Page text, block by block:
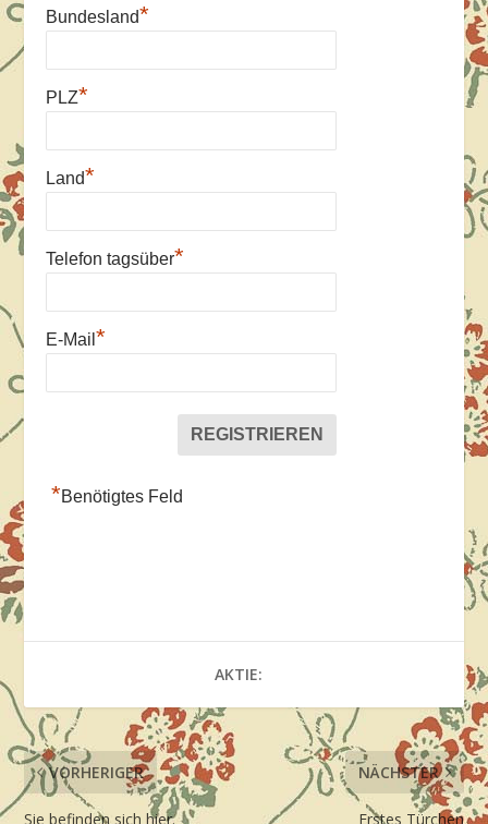
Bundesland*
PLZ*
Land*
Telefon tagsüber*
E-Mail*
*Benötigtes Feld
AKTIE:
VORHERIGER
Sie befinden sich hier.
NÄCHSTER
Erstes Türchen